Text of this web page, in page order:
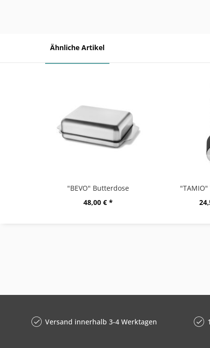
Ähnliche Artikel
"BEVO" Butterdose
48,00 € *
Versand innerhalb 3-4 Werktagen